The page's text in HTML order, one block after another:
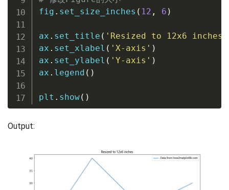
fig . set_size_inches ( 12 , 6 )
ax . set_title ( 'Resized to 12x6 inches'
ax . set_xlabel ( 'X-axis' )
ax . set_ylabel ( 'Y-axis' )
ax . legend ( )
plt . show( )
Output: